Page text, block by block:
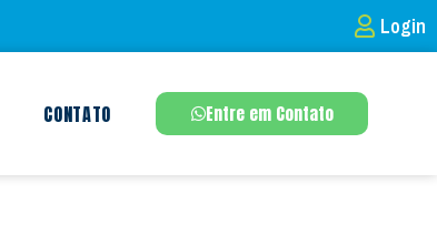
Login
CONTATO Entre em Contato